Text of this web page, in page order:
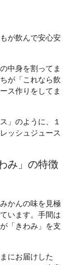
が飲んで安心安
中身を割ってま
が「これなら飲
ス作りをしてま
」のように、１
ッシュジュース
み」の特徴
かんの味を見極
います。手間は
「きわみ」を支
にお届けした